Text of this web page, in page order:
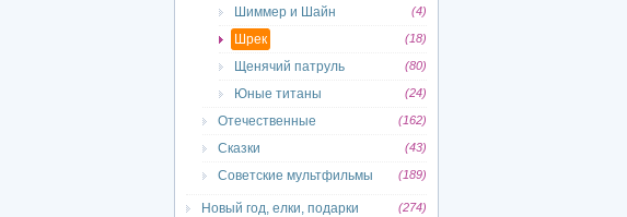
Шиммер и Шайн (4)
Шрек (18)
Щенячий патруль (80)
Юные титаны (24)
Отечественные (162)
Сказки (43)
Советские мультфильмы (189)
Новый год, елки, подарки (274)